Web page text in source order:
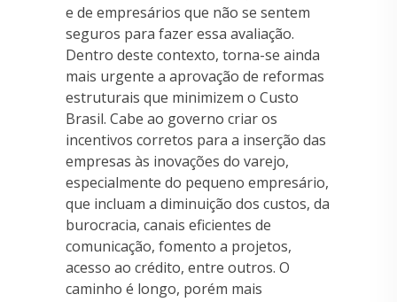
e de empresários que não se sentem
seguros para fazer essa avaliação.
Dentro deste contexto, torna-se ainda
mais urgente a aprovação de reformas
estruturais que minimizem o Custo
Brasil. Cabe ao governo criar os
incentivos corretos para a inserção das
empresas às inovações do varejo,
especialmente do pequeno empresário,
que incluam a diminuição dos custos, da
burocracia, canais eficientes de
comunicação, fomento a projetos,
acesso ao crédito, entre outros. O
caminho é longo, porém mais